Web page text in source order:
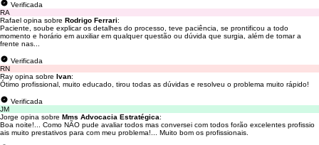
Verificada
RA
Rafael opina sobre Rodrigo Ferrari:
Paciente, soube explicar os detalhes do processo, teve paciência, se prontificou a todo
momento e horário em auxiliar em qualquer questão ou dúvida que surgia, além de tomar a
frente nas...
Verificada
RN
Ray opina sobre Ivan:
Ótimo profissional, muito educado, tirou todas as dúvidas e resolveu o problema muito rápido!
Verificada
JM
Jorge opina sobre Mms Advocacia Estratégica:
Boa noite!... Como NÃO pude avaliar todos mas conversei com todos forão excelentes profissio
ais muito prestativos para com meu problema!... Muito bom os profissionais.